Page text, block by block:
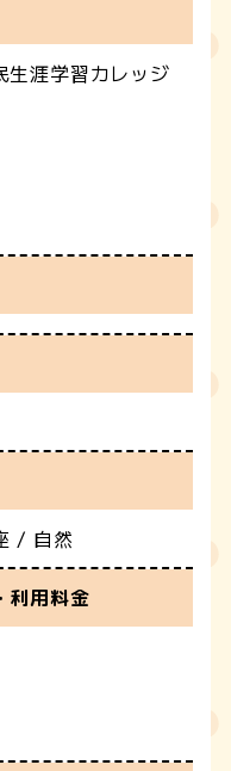
涯学習カレッジ
/ 自然
利用料金